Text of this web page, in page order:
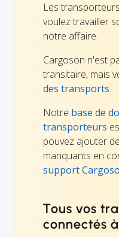
Les
voulez travailler
notre affaire.
Cargoson n'est
transitaire, mais
des transports.
Notre base de
transporteurs
pouvez ajouter
manquants en
support
Tous vos
connectés